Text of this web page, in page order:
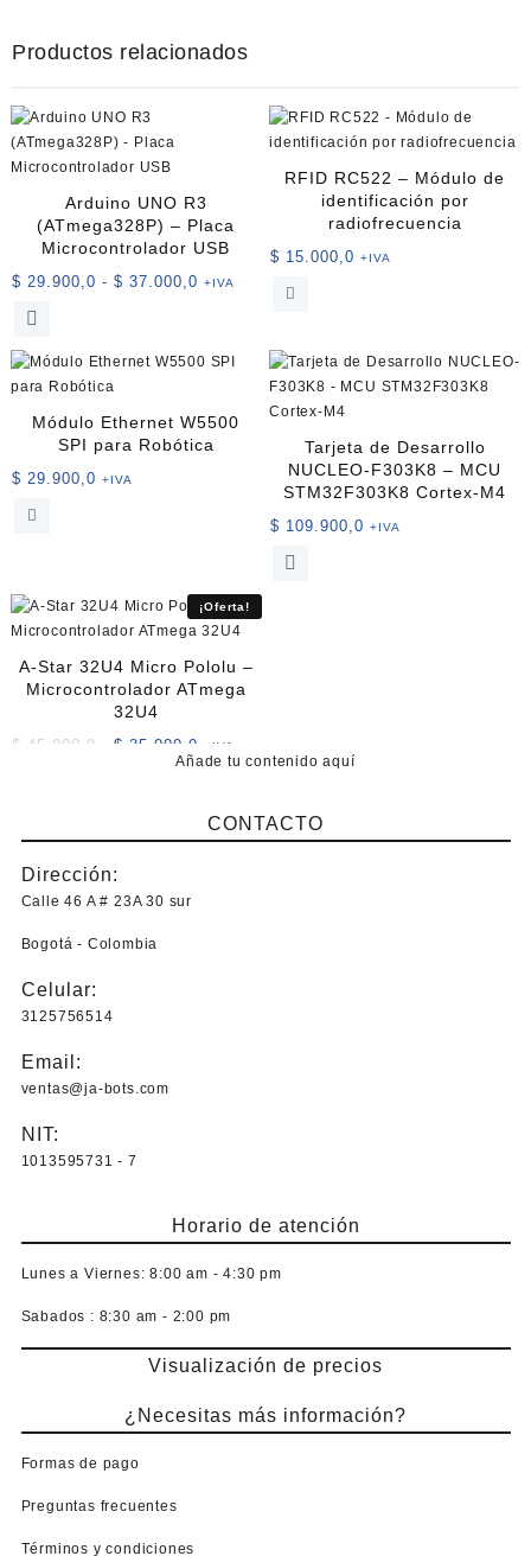
–
Bluetooth
Integrados
cantidad
Productos relacionados
Arduino UNO R3
(ATmega328P) – Placa
Microcontrolador USB
$ 29.900,0 - $ 37.000,0 Rango
desde
$ 29.900,0
$ 37.000,0
+IVA
Este
tiene
múltiples
se
pueden
página
de
producto
RFID RC522 – Módulo de
identificación por
radiofrecuencia
$ 15.000,0 +IVA
Módulo Ethernet W5500
SPI para Robótica
$ 29.900,0 +IVA
Tarjeta de Desarrollo
NUCLEO-F303K8 – MCU
STM32F303K8 Cortex-M4
$ 109.900,0 +IVA
¡Oferta!
A-Star 32U4 Micro Pololu –
Microcontrolador ATmega
32U4
$ 45.000,0
El
$ 45.000,0.
$ 35.000,0
precio
es:
$ 35.000,0.
+IVA
Añade tu contenido aquí
CONTACTO
Dirección:
Calle 46 A # 23A 30 sur
Bogotá - Colombia
Celular:
3125756514
Email:
ventas@ja-bots.com
NIT:
1013595731 - 7
Horario de atención
Lunes a Viernes: 8:00 am - 4:30 pm
Sabados : 8:30 am - 2:00 pm
Visualización de precios
¿Necesitas más información?
Formas de pago
Preguntas frecuentes
Términos y condiciones